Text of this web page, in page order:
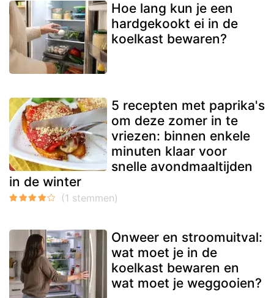
Hoe lang kun je een
hardgekookt ei in de
koelkast bewaren?
5 recepten met paprika's
om deze zomer in te
vriezen: binnen enkele
minuten klaar voor
snelle avondmaaltijden
in de winter
Onweer en stroomuitval:
wat moet je in de
koelkast bewaren en
wat moet je weggooien?